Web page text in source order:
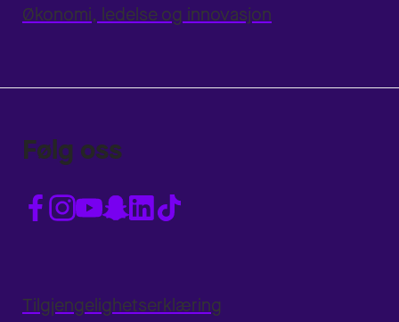
Økonomi, ledelse og innovasjon
Følg oss
Tilgjengelighetserklæring